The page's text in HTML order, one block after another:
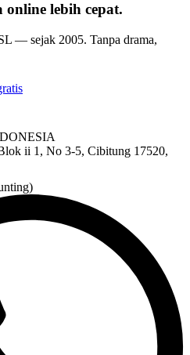
online lebih cepat.
— sejak 2005. Tanpa drama,
ii 1, No 3-5, Cibitung 17520,